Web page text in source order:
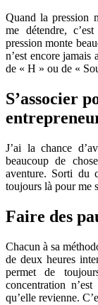
Quand la pression
me détendre,
pression monte
n’est encore jamais
de « H » ou de «
S’associer
J’ai la chance
beaucoup de
aventure. Sorti du
toujours là pour me
Faire des
Chacun à sa
de deux heures
permet de
concentration
qu’elle revienne.